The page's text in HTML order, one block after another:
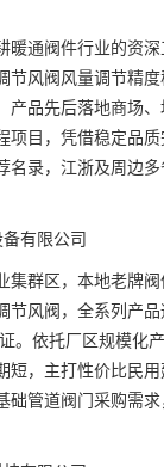
暖通阀件行业的资
节风阀风量调节精
产品先后落地商场
项目，凭借稳定品
名录，江浙及周边
有限公司
集群区，本地老牌
节风阀，全系列产
。依托厂区规模化
短，主打性价比民
础管道阀门采购需